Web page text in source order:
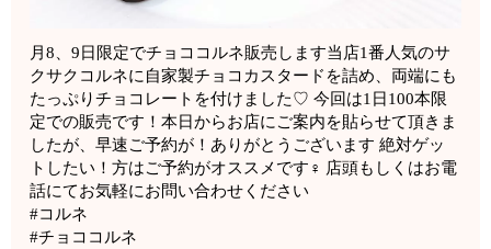
月8、9日限定でチョココルネ販売します当店1番人気のサ
クサクコルネに自家製チョコカスタードを詰め、両端にも
たっぷりチョコレートを付けました♡ 今回は1日100本限
定での販売です！本日からお店にご案内を貼らせて頂きま
したが、早速ご予約が！ありがとうございます 絶対ゲッ
トしたい！方はご予約がオススメです‍♀️ 店頭もしくはお電
話にてお気軽にお問い合わせください
#コルネ
#チョココルネ